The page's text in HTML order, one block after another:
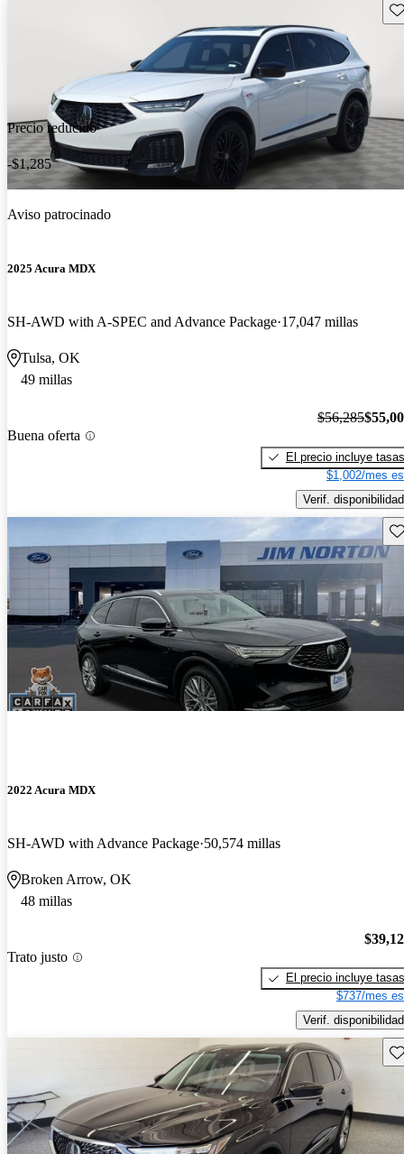
Precio reducido
-$1,285
Aviso patrocinado
2025 Acura MDX
SH-AWD with A-SPEC and Advance Package 17,047 millas
Tulsa, OK
49 millas
Buena oferta
$56,285
El precio incluye tasas
$1,002/mes
Verif. disponibilidad
2022 Acura MDX
SH-AWD with Advance Package 50,574 millas
Broken Arrow, OK
48 millas
Trato justo
El precio incluye tasas
$737/mes
Verif. disponibilidad